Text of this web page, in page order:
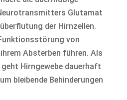
Glutamat
der Hirnzellen.
von
Absterben führen. Als
Hirngewebe dauerhaft
bleibende Behinderungen